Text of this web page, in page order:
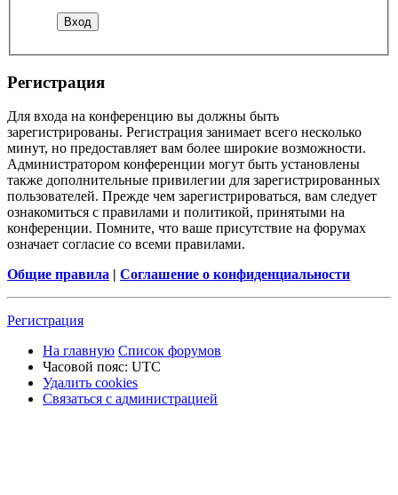
Регистрация
Для входа на конференцию вы должны быть
зарегистрированы. Регистрация занимает всего несколько
минут, но предоставляет вам более широкие возможности.
Администратором конференции могут быть установлены
также дополнительные привилегии для зарегистрированных
пользователей. Прежде чем зарегистрироваться, вам следует
ознакомиться с правилами и политикой, принятыми на
конференции. Помните, что ваше присутствие на форумах
означает согласие со всеми правилами.
Общие правила | Соглашение о конфиденциальности
Регистрация
На главную Список форумов
Часовой пояс: UTC
Удалить cookies
Связаться
Связаться с администрацией